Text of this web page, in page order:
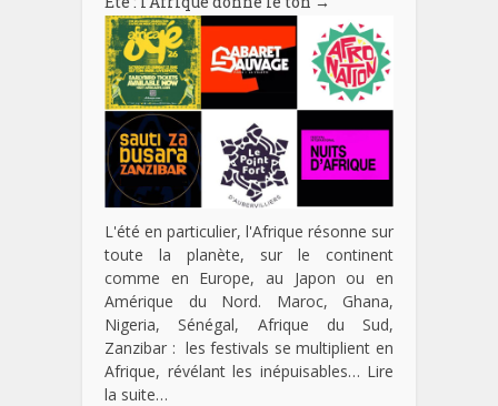
L'été en particulier, l'Afrique résonne sur
toute la planète, sur le continent
comme en Europe, au Japon ou en
Amérique du Nord. Maroc, Ghana,
Nigeria, Sénégal, Afrique du Sud,
Zanzibar : les festivals se multiplient en
Afrique, révélant les inépuisables… Lire
la suite…